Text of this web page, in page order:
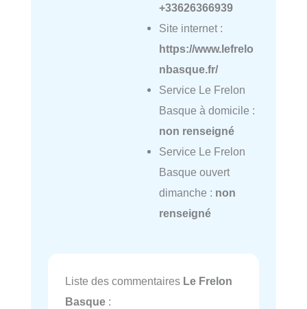
+33626366939
Site internet :
https://www.lefrelo
nbasque.fr/
Service Le Frelon
Basque à domicile :
non renseigné
Service Le Frelon
Basque ouvert
dimanche : non
renseigné
Liste des commentaires Le Frelon
Basque :